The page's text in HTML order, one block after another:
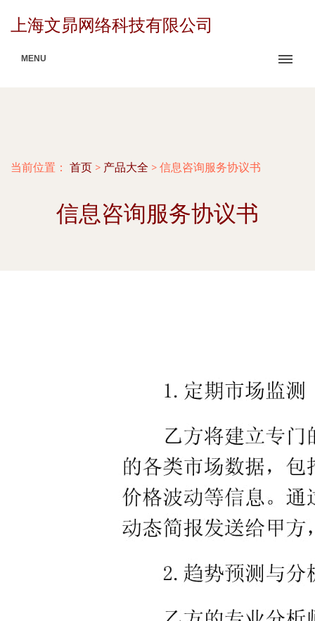
上海文昴网络科技有限公司
MENU
当前位置： 首页 > 产品大全 > 信息咨询服务协议书
信息咨询服务协议书